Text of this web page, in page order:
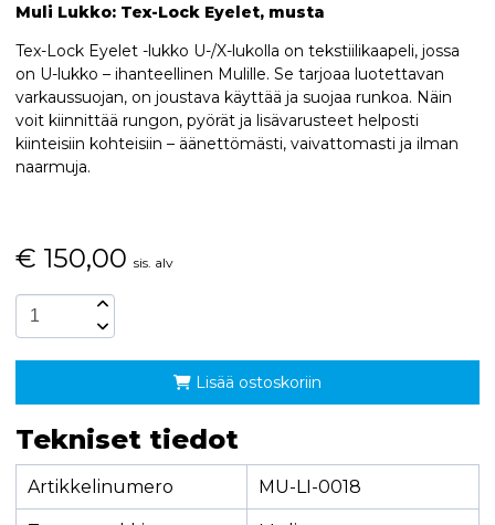
Muli Lukko: Tex-Lock Eyelet, musta
Tex-Lock Eyelet -lukko U-/X-lukolla on tekstiilikaapeli, jossa
on U-lukko – ihanteellinen Mulille. Se tarjoaa luotettavan
varkaussuojan, on joustava käyttää ja suojaa runkoa. Näin
voit kiinnittää rungon, pyörät ja lisävarusteet helposti
kiinteisiin kohteisiin – äänettömästi, vaivattomasti ja ilman
naarmuja.
€ 150,00 sis. alv
Lisää ostoskoriin
Tekniset tiedot
Artikkelinumero MU-LI-0018